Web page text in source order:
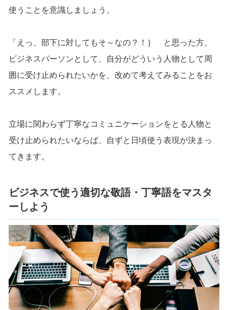
使うことを意識しましょう。
「えっ、部下に対してもそ～なの？！｝ と思った方、
ビジネスパーソンとして、自分がどういう人物として周
囲に受け止められたいかを、改めて考えてみることをお
ススメします。
立場に関わらず丁寧なコミュニケーションをとる人物と
受け止められたいならば、自ずと日頃使う表現が決まっ
てきます。
ビジネスで使う適切な敬語・丁寧語をマスタ
ーしよう